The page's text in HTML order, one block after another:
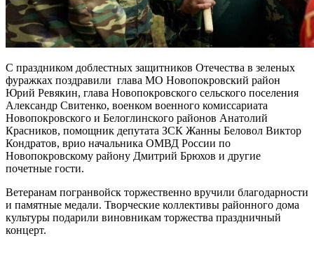
С праздником доблестных защитников Отечества в зеленых
фуражках поздравили глава МО Новопокровский район
Юрий Ревякин, глава Новопокровского сельского поселения
Александр Свитенко, военком военного комиссариата
Новопокровского и Белоглинского районов Анатолий
Красников, помощник депутата ЗСК Жанны Беловол Виктор
Кондратов, врио начальника ОМВД России по
Новопокровскому району Дмитрий Брюхов и другие
почетные гости.
Ветеранам погранвойск торжественно вручили благодарности
и памятные медали. Творческие коллективы районного дома
культуры подарили виновникам торжества праздничный
концерт.